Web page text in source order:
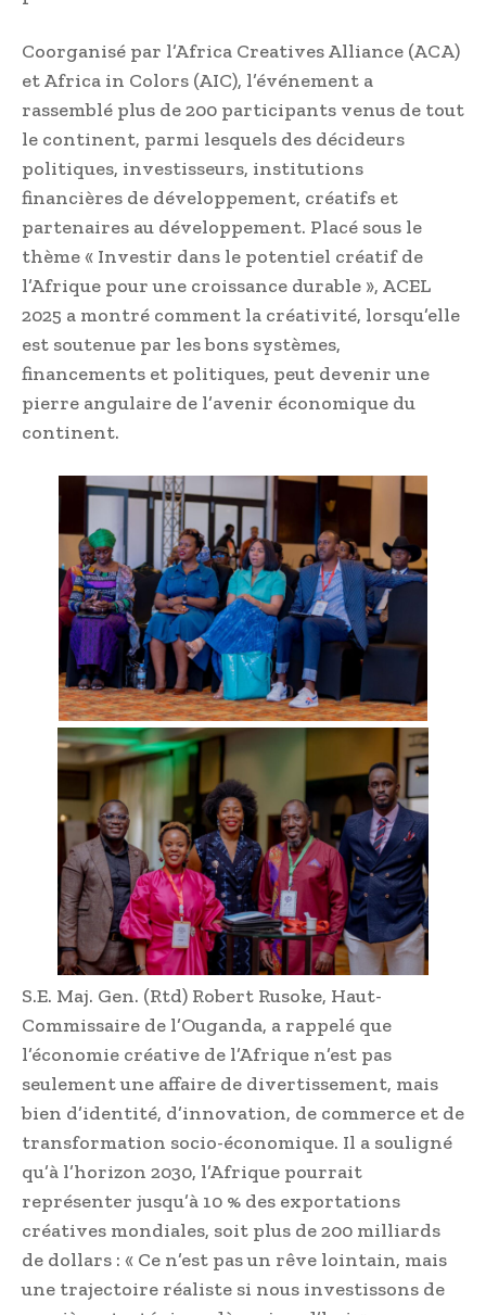
Coorganisé par l’Africa Creatives Alliance (ACA)
et Africa in Colors (AIC), l’événement a
rassemblé plus de 200 participants venus de tout
le continent, parmi lesquels des décideurs
politiques, investisseurs, institutions
financières de développement, créatifs et
partenaires au développement. Placé sous le
thème « Investir dans le potentiel créatif de
l’Afrique pour une croissance durable », ACEL
2025 a montré comment la créativité, lorsqu’elle
est soutenue par les bons systèmes,
financements et politiques, peut devenir une
pierre angulaire de l’avenir économique du
continent.
S.E. Maj. Gen. (Rtd) Robert Rusoke, Haut-
Commissaire de l’Ouganda, a rappelé que
l’économie créative de l’Afrique n’est pas
seulement une affaire de divertissement, mais
bien d’identité, d’innovation, de commerce et de
transformation socio-économique. Il a souligné
qu’à l’horizon 2030, l’Afrique pourrait
représenter jusqu’à 10 % des exportations
créatives mondiales, soit plus de 200 milliards
de dollars : « Ce n’est pas un rêve lointain, mais
une trajectoire réaliste si nous investissons de